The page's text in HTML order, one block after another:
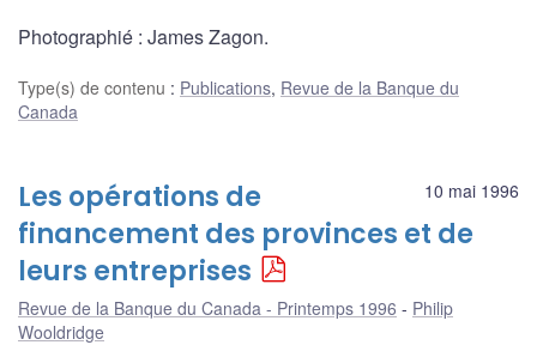
Photographié : James Zagon.
Type(s) de contenu : Publications, Revue de la Banque du
Canada
10 mai 1996
Les opérations de
financement des provinces et de
leurs entreprises
Revue de la Banque du Canada - Printemps 1996
Philip
Wooldridge